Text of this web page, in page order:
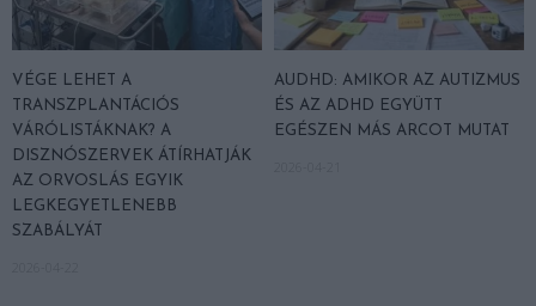
VÉGE LEHET A
TRANSZPLANTÁCIÓS
VÁRÓLISTÁKNAK? A
DISZNÓSZERVEK ÁTÍRHATJÁK
AZ ORVOSLÁS EGYIK
LEGKEGYETLENEBB
SZABÁLYÁT
AUDHD: AMIKOR AZ AUTIZMUS
ÉS AZ ADHD EGYÜTT
EGÉSZEN MÁS ARCOT MUTAT